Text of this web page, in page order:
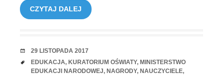
CZYTAJ DALEJ
RANDKA
29 LISTOPADA 2017
TAGI
EDUKACJA, KURATORIUM OŚWIATY, MINISTERSTWO
EDUKACJI NARODOWEJ, NAGRODY, NAUCZYCIELE,